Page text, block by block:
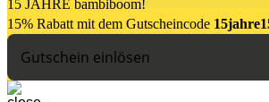
15 JAHRE bambiboom!
15% Rabatt mit dem Gutscheincode
Gutschein einlösen